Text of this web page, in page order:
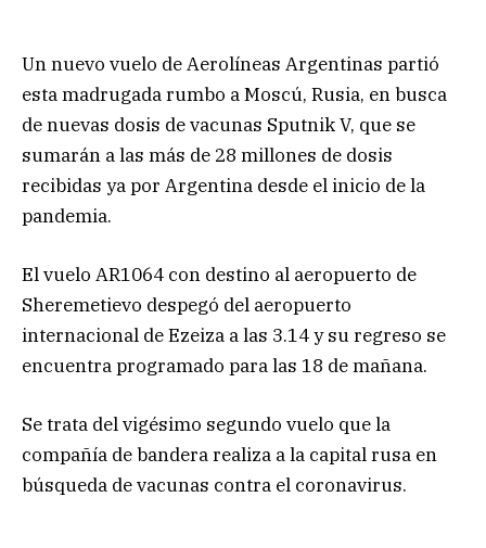
Un nuevo vuelo de Aerolíneas Argentinas partió
esta madrugada rumbo a Moscú, Rusia, en busca
de nuevas dosis de vacunas Sputnik V, que se
sumarán a las más de 28 millones de dosis
recibidas ya por Argentina desde el inicio de la
pandemia.
El vuelo AR1064 con destino al aeropuerto de
Sheremetievo despegó del aeropuerto
internacional de Ezeiza a las 3.14 y su regreso se
encuentra programado para las 18 de mañana.
Se trata del vigésimo segundo vuelo que la
compañía de bandera realiza a la capital rusa en
búsqueda de vacunas contra el coronavirus.